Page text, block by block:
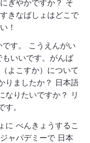
ぎやかですか？ そ
きなばしょはどこで
！
す。 こうえんがい
いいです。がんば
よこすか）について
りましたか？ 日本語
なりたいですか？ リ
。
に べんきょうするこ
ャパデミーで 日本